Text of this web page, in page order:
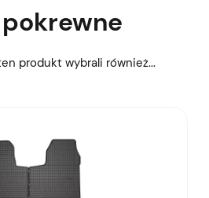
produkt wybrali również...